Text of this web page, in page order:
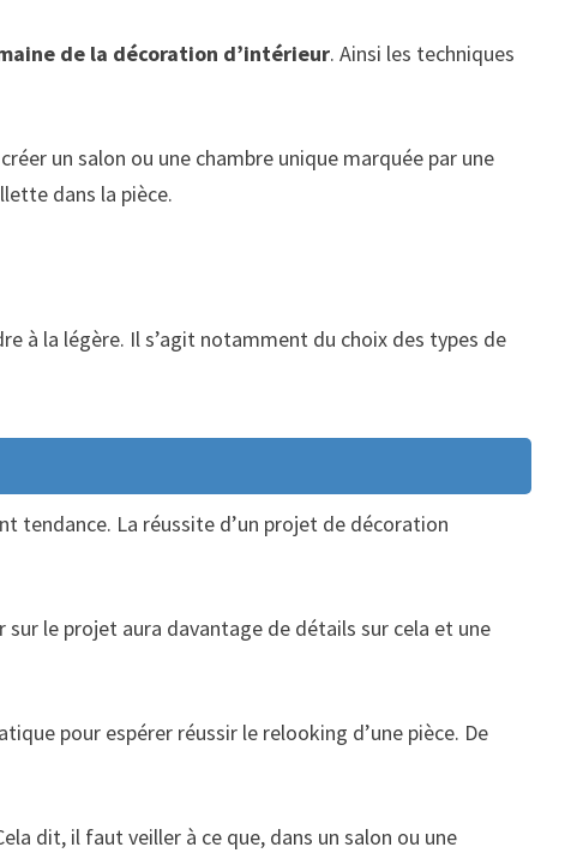
de la décoration d’intérieur. Ainsi les techniques
un salon ou une chambre unique marquée par une
dans la pièce.
à la légère. Il s’agit notamment du choix des types de
tendance. La réussite d’un projet de décoration
sur le projet aura davantage de détails sur cela et une
pour espérer réussir le relooking d’une pièce. De
dit, il faut veiller à ce que, dans un salon ou une